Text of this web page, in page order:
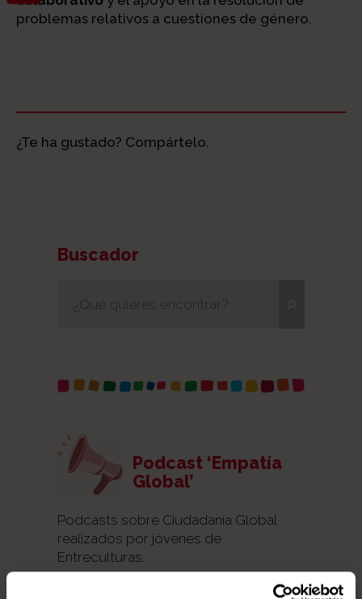
problemas relativos a cuestiones de género.
¿Te ha gustado? Compártelo.
Buscador
Podcast ‘Empatía
Global’
Podcasts sobre Ciudadanía Global
realizados por jóvenes de
Entreculturas.